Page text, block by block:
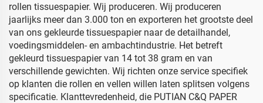
rollen tissuespapier. Wij produceren. Wij produceren
jaarlijks meer dan 3.000 ton en exporteren het grootste deel
van ons gekleurde tissuespapier naar de detailhandel,
voedingsmiddelen- en ambachtindustrie. Het betreft
gekleurd tissuespapier van 14 tot 38 gram en van
verschillende gewichten. Wij richten onze service specifiek
op klanten die rollen en vellen willen laten splitsen volgens
specificatie. Klanttevredenheid, die PUTIAN C&Q PAPER